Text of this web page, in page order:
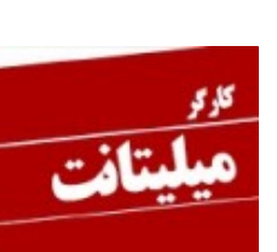
راه کارگر
حزب کمونیست ایران